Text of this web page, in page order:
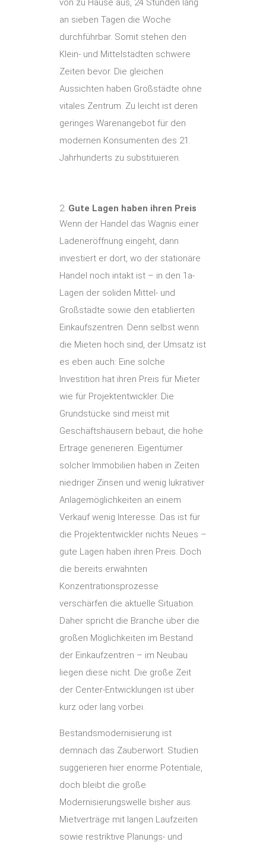
von zu Hause aus, 24 Stunden lang
an sieben Tagen die Woche
durchführbar. Somit stehen den
Klein- und Mittelstädten schwere
Zeiten bevor. Die gleichen
Aussichten haben Großstädte ohne
vitales Zentrum. Zu leicht ist deren
geringes Warenangebot für den
modernen Konsumenten des 21.
Jahrhunderts zu substituieren.
Gute Lagen haben ihren Preis
Wenn der Handel das Wagnis einer
Ladeneröffnung eingeht, dann
investiert er dort, wo der stationäre
Handel noch intakt ist – in den 1a-
Lagen der soliden Mittel- und
Großstädte sowie den etablierten
Einkaufszentren. Denn selbst wenn
die Mieten hoch sind, der Umsatz ist
es eben auch: Eine solche
Investition hat ihren Preis für Mieter
wie für Projektentwickler. Die
Grundstücke sind meist mit
Geschäftshäusern bebaut, die hohe
Erträge generieren. Eigentümer
solcher Immobilien haben in Zeiten
niedriger Zinsen und wenig lukrativer
Anlagemöglichkeiten an einem
Verkauf wenig Interesse. Das ist für
die Projektentwickler nichts Neues –
gute Lagen haben ihren Preis. Doch
die bereits erwähnten
Konzentrationsprozesse
verschärfen die aktuelle Situation.
Daher spricht die Branche über die
großen Möglichkeiten im Bestand
der Einkaufzentren – im Neubau
liegen diese nicht. Die große Zeit
der Center-Entwicklungen ist über
kurz oder lang vorbei.
Bestandsmodernisierung ist
demnach das Zauberwort. Studien
suggerieren hier enorme Potentiale,
doch bleibt die große
Modernisierungswelle bisher aus.
Mietverträge mit langen Laufzeiten
sowie restriktive Planungs- und